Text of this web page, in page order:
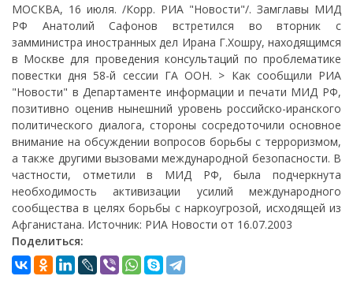
МОСКВА, 16 июля. /Корр. РИА "Новости"/. Замглавы МИД
РФ Анатолий Сафонов встретился во вторник с
замминистра иностранных дел Ирана Г.Хошру, находящимся
в Москве для проведения консультаций по проблематике
повестки дня 58-й сессии ГА ООН. > Как сообщили РИА
"Новости" в Департаменте информации и печати МИД РФ,
позитивно оценив нынешний уровень российско-иранского
политического диалога, стороны сосредоточили основное
внимание на обсуждении вопросов борьбы с терроризмом,
а также другими вызовами международной безопасности. В
частности, отметили в МИД РФ, была подчеркнута
необходимость активизации усилий международного
сообщества в целях борьбы с наркоугрозой, исходящей из
Афганистана. Источник: РИА Новости от 16.07.2003
Поделиться: